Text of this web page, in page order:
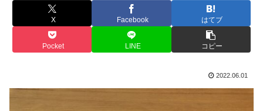
X Facebook はてブ
Pocket LINE コピー
2022.06.01